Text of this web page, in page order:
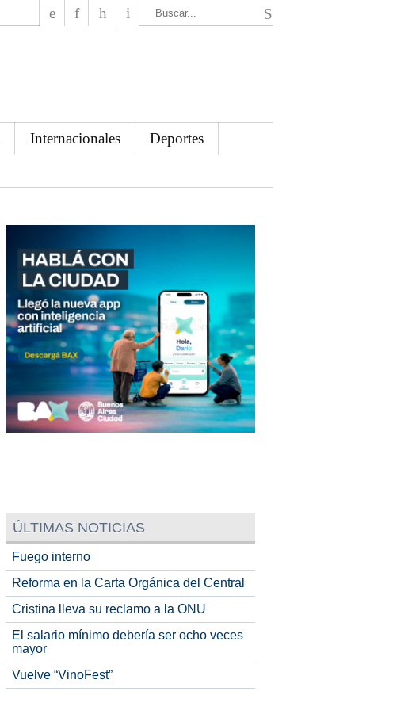
Internacionales
Deportes
ÚLTIMAS NOTICIAS
Fuego interno
Reforma en la Carta Orgánica del Central
Cristina lleva su reclamo a la ONU
El salario mínimo debería ser ocho veces
mayor
Vuelve “VinoFest”